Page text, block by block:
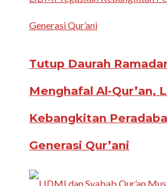
Tutup Daurah
Menghafal Al-Qur’an,
Kebangkitan
Generasi Qur’ani